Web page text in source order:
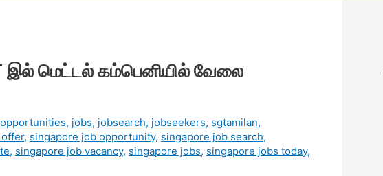
இல் மெட்டல் கம்பெனியில் வேலை
, jobs, jobsearch, jobseekers, sgtamilan,
, singapore job opportunity, singapore job search,
, singapore job vacancy, singapore jobs, singapore jobs today,